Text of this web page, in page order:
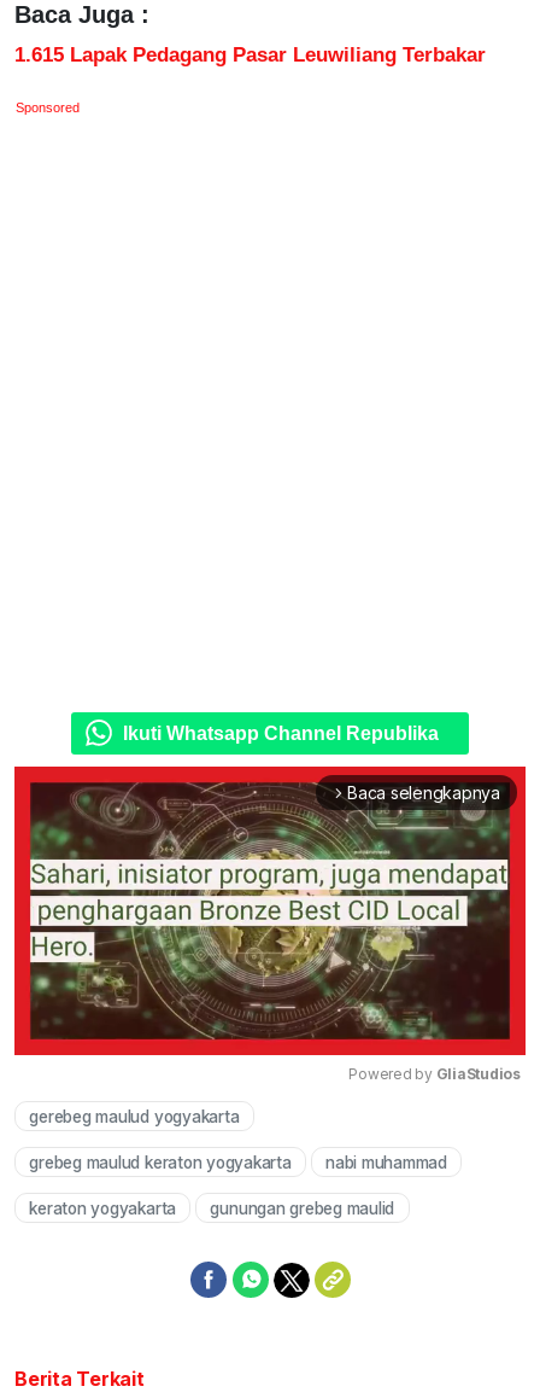
Baca Juga :
1.615 Lapak Pedagang Pasar Leuwiliang Terbakar
Sponsored
Ikuti Whatsapp Channel Republika
arrow_forward_ios Baca selengkapnya
Powered by GliaStudios
gerebeg maulud yogyakarta
grebeg maulud keraton yogyakarta nabi muhammad
keraton yogyakarta gunungan grebeg maulid
Berita Terkait